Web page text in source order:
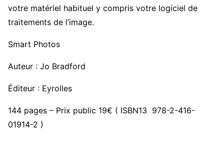
votre matériel habituel y compris votre logiciel de
traitements de l’image.
Smart Photos
Auteur : Jo Bradford
Éditeur : Eyrolles
144 pages – Prix public 19€ ( ISBN13 978-2-416-
01914-2 )